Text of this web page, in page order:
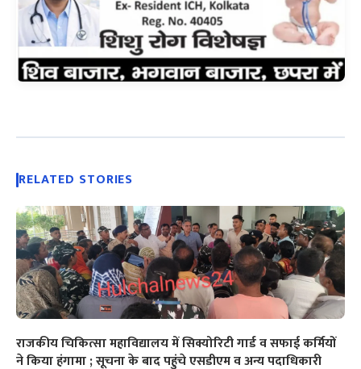
RELATED STORIES
राजकीय चिकित्सा महाविद्यालय में सिक्योरिटी गार्ड व सफाई कर्मियों
ने किया हंगामा ; सूचना के बाद पहुंचे एसडीएम व अन्य पदाधिकारी